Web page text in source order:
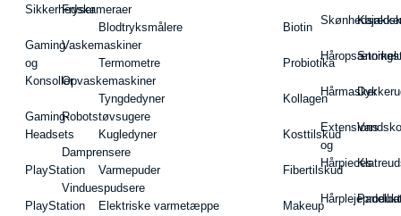
Sikkerhedskameraer
Gaming
og
Konsoller
Gaming-
Headsets
PlayStation
PlayStation
Fryser
Vaskemaskiner
Opvaskemaskiner
Robotstøvsugere
Damprensere
Vinduespudsere
Blodtryksmålere
Termometre
Tyngdedyner
Kugledyner
Varmepuder
Elektriske varmetæppe
Biotin
Probiotika
Kollagen
Kosttilskud
Fibertilskud
Makeup
Hårmasker
Extensions
og
Hårpieces
Vandsko